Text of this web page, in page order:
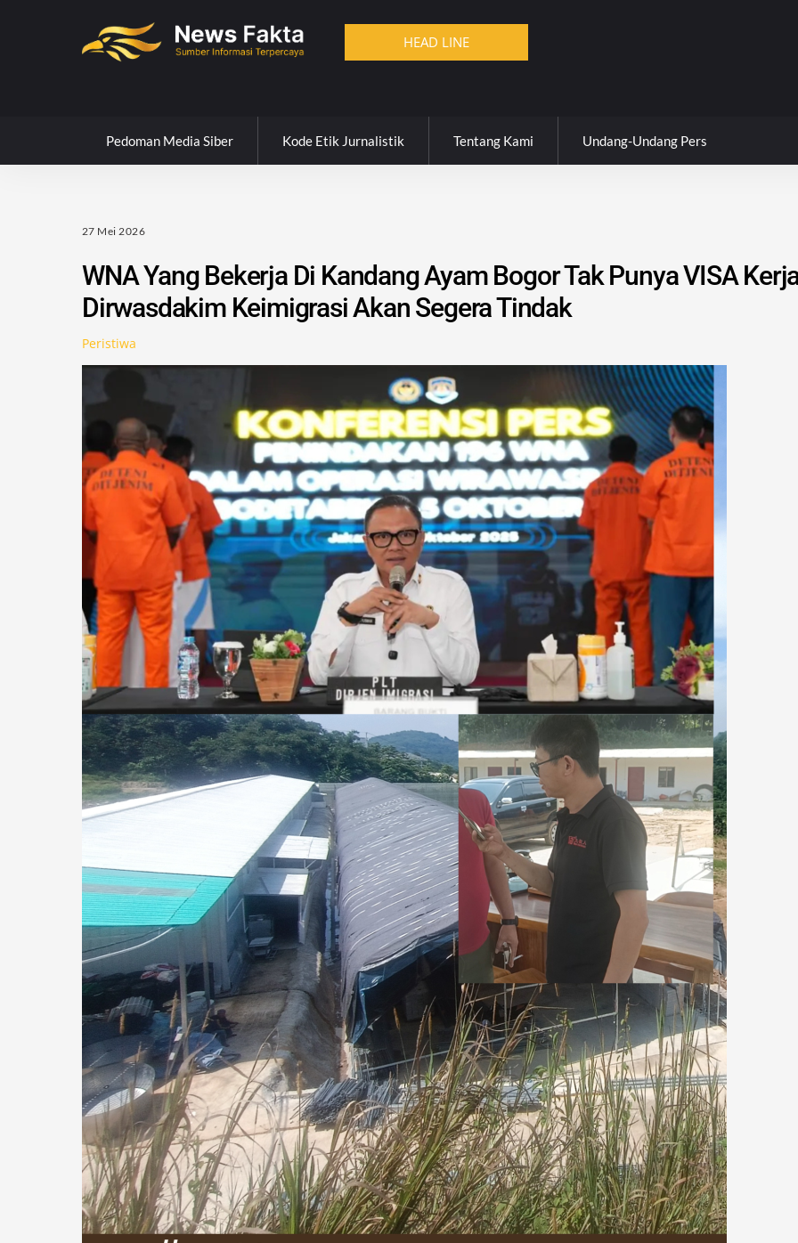
Pedoman Media Siber Kode Etik Jurnalistik Tentang Kami Undang-Undang Pers
HEAD LINE
27 Mei 2026
WNA Yang Bekerja Di Kandang Ayam Bogor Tak Punya VISA
Dirwasdakim Keimigrasi Akan Segera Tindak
Peristiwa